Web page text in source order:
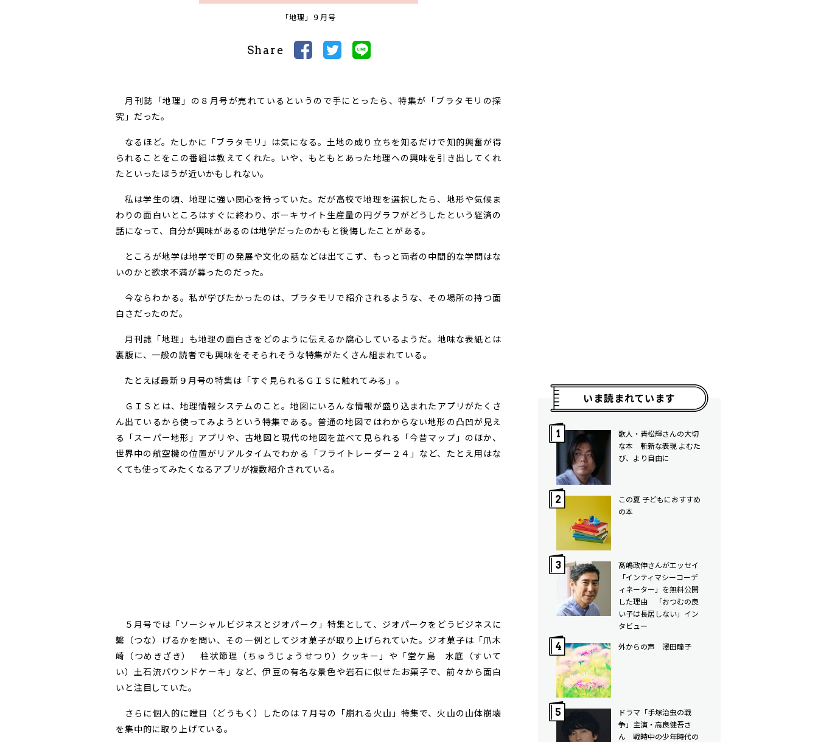
「地理」９月号
Share
月刊誌「地理」の８月号が売れているというので手にとったら、特集が「ブラタモリの探
究」だった。
なるほど。たしかに「ブラタモリ」は気になる。土地の成り立ちを知るだけで知的興奮が得
られることをこの番組は教えてくれた。いや、もともとあった地理への興味を引き出してくれ
たといったほうが近いかもしれない。
私は学生の頃、地理に強い関心を持っていた。だが高校で地理を選択したら、地形や気候ま
わりの面白いところはすぐに終わり、ボーキサイト生産量の円グラフがどうしたという経済の
話になって、自分が興味があるのは地学だったのかもと後悔したことがある。
ところが地学は地学で町の発展や文化の話などは出てこず、もっと両者の中間的な学問はな
いのかと欲求不満が募ったのだった。
今ならわかる。私が学びたかったのは、ブラタモリで紹介されるような、その場所の持つ面
白さだったのだ。
月刊誌「地理」も地理の面白さをどのように伝えるか腐心しているようだ。地味な表紙とは
裏腹に、一般の読者でも興味をそそられそうな特集がたくさん組まれている。
たとえば最新９月号の特集は「すぐ見られるＧＩＳに触れてみる」。
ＧＩＳとは、地理情報システムのこと。地図にいろんな情報が盛り込まれたアプリがたくさ
ん出ているから使ってみようという特集である。普通の地図ではわからない地形の凸凹が見え
る「スーパー地形」アプリや、古地図と現代の地図を並べて見られる「今昔マップ」のほか、
世界中の航空機の位置がリアルタイムでわかる「フライトレーダー２４」など、たとえ用はな
くても使ってみたくなるアプリが複数紹介されている。
５月号では「ソーシャルビジネスとジオパーク」特集として、ジオパークをどうビジネスに
繫（つな）げるかを問い、その一例としてジオ菓子が取り上げられていた。ジオ菓子は「爪木
崎（つめきざき） 柱状節理（ちゅうじょうせつり）クッキー」や「堂ケ島 水底（すいて
い）土石流パウンドケーキ」など、伊豆の有名な景色や岩石に似せたお菓子で、前々から面白
いと注目していた。
さらに個人的に瞠目（どうもく）したのは７月号の「崩れる火山」特集で、火山の山体崩壊
を集中的に取り上げている。
いま読まれています
歌人・青松輝さんの大切
な本 斬新な表現 よむた
び、より自由に
この夏 子どもにおすすめ
の本
髙嶋政伸さんがエッセイ
「インティマシーコーデ
ィネーター」を無料公開
した理由 「おつむの良
い子は長居しない」イン
タビュー
外からの声 澤田瞳子
ドラマ「手塚治虫の戦
争」主演・高良健吾さ
ん 戦時中の少年時代の